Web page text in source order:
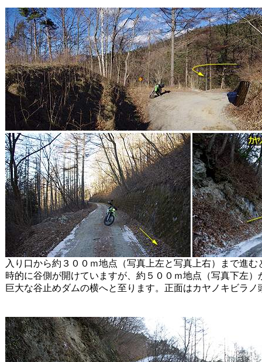
入り口から約３００ｍ地点（写真上左と写真上右）まで進
時的に谷側が開けていますが、約５００ｍ地点（写真下左
巨大な谷止めダムの横へと至ります。正面はカヤノキビラ